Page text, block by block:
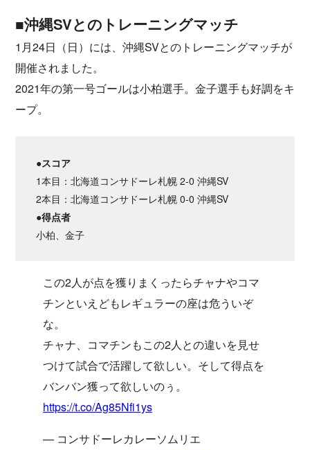
■沖縄SVとのトレーニングマッチ
1月24日（日）には、沖縄SVとのトレーニングマッチが
開催されました。
2021年の第一号ゴールは小柏選手。金子選手も好調をキ
ープ。
●スコア
1本目：北海道コンサドーレ札幌 2-0 沖縄SV
2本目：北海道コンサドーレ札幌 0-0 沖縄SV
●得点者
小柏、金子
この2人が点を獲りまくったらチャナやコマ
チンといえどもレギュラーの座は危ういぞ
な。
チャナ、コマチンもこの2人との違いを見せ
つけて試合で活躍して欲しい。そして得点を
バンバン獲って欲しいのぅ。
https://t.co/Ag85Nfi1ys
— コンサドーレカレーソムリエ